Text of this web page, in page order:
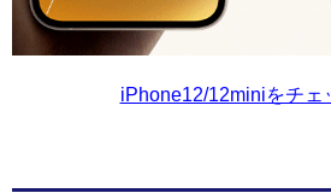
iPhone12/12miniをチ